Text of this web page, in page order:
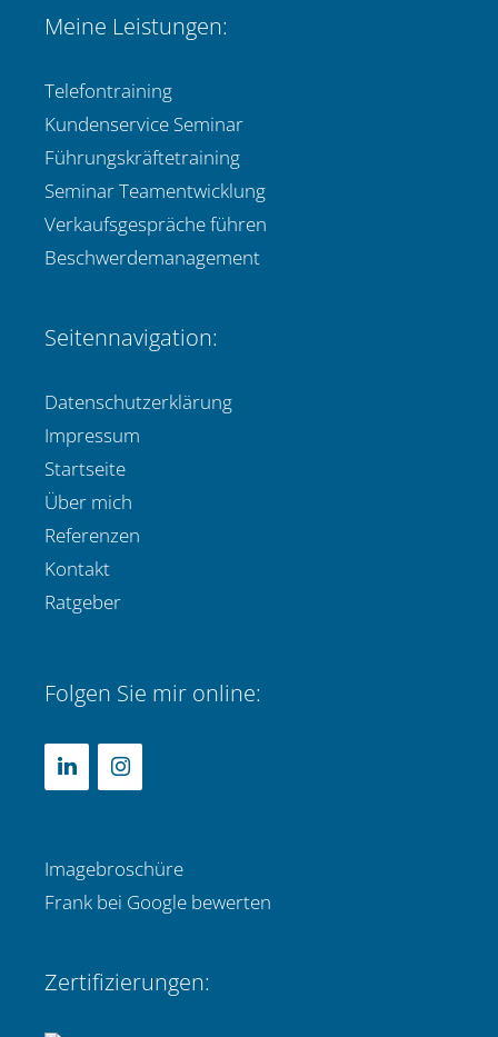
Meine Leistungen:
Telefontraining
Kundenservice Seminar
Führungskräftetraining
Seminar Teamentwicklung
Verkaufsgespräche führen
Beschwerdemanagement
Seitennavigation:
Datenschutzerklärung
Impressum
Startseite
Über mich
Referenzen
Kontakt
Ratgeber
Folgen Sie mir online:
Imagebroschüre
Frank bei Google bewerten
Zertifizierungen: